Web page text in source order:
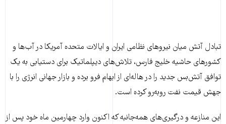
تبادل آتش میان نیروهای نظامی ایران و ایالات متحده آمریکا در آب‌ها و
کشورهای حاشیه خلیج فارس، تلاش‌های دیپلماتیک برای دستیابی به یک
توافق آتش‌بس جدید را در هاله‌ای از ابهام فرو برده و بازار جهانی انرژی را با
جهش قیمت نفت روبه‌رو کرده است.
این منازعه و درگیری‌های همه‌جانبه که اکنون وارد چهارمین ماه خود پس از